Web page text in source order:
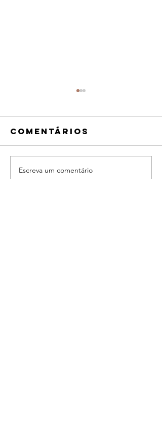
Salam
Comentários
Escreva um comentário